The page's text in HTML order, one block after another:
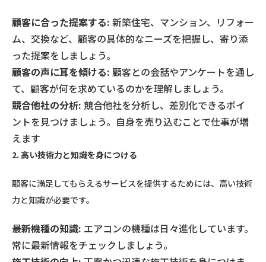
顧客に合った提案する: 新築住宅、マンション、リフォー
ム、交換など、顧客の具体的なニーズを把握し、寄り添
った提案をしましょう。
顧客の声に耳を傾ける: 顧客との会話やアンケートを通し
て、顧客が何を求めているのかを理解しましょう。
競合他社の分析: 競合他社を分析し、差別化できるポイ
ントを見つけましょう。自身を売り込むことで仕事が増
えます
2. 高い技術力と知識を身につける
顧客に満足してもらえるサービスを提供するためには、高い技術
力と知識が必要です。
最新機種の知識: エアコンの機種は日々進化しています。
常に最新情報をチェックしましょう。